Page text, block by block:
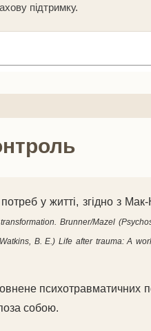
підтримку.
у житті, згідно з
Brunner/Mazel
B. E.) Life after trauma: A
психотравматичних
собою.